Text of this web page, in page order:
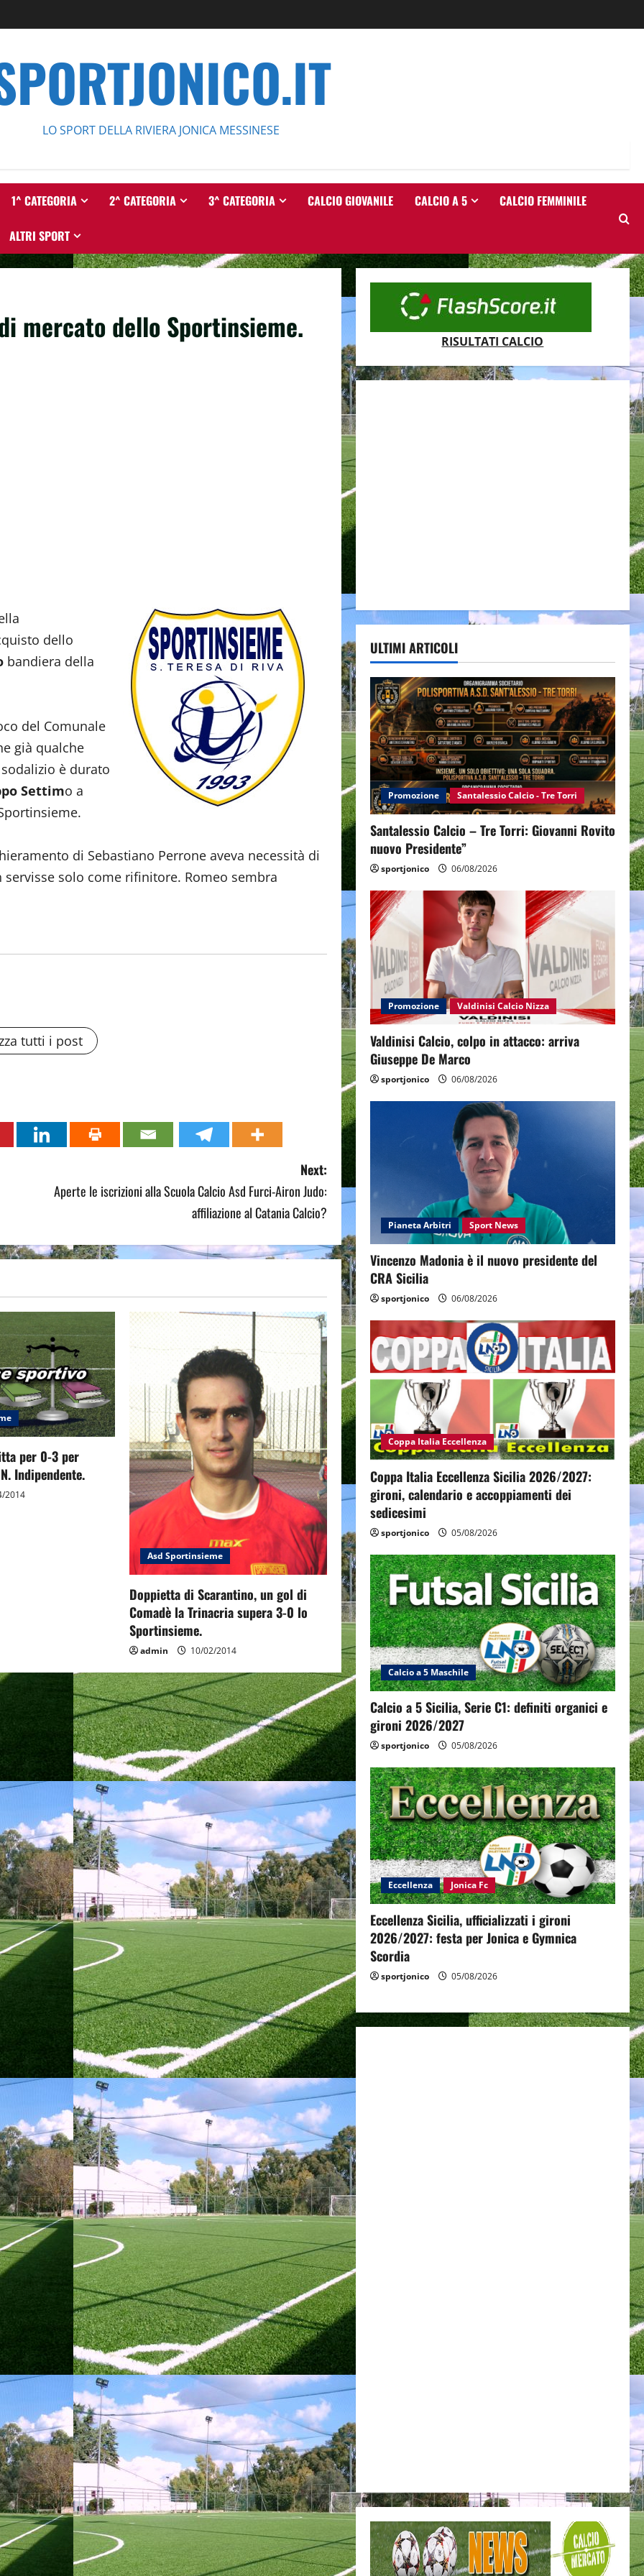
LO SPORT DELLA RIVIERA JONICA MESSINESE
1^ CATEGORIA 2^ CATEGORIA 3^ CATEGORIA CALCIO GIOVANILE CALCIO A 5 CALCIO FEMMINILE
ALTRI SPORT
mercato dello Sportinsieme.
dello
bandiera della
del Comunale
già qualche
è durato
Settimo a
di Sebastiano Perrone aveva necessità di
solo come rifinitore. Romeo sembra
tutti i post
Next:
Aperte le iscrizioni alla Scuola Calcio Asd Furci-Airon Judo:
affiliazione al Catania Calcio?
per 0-3 per
Indipendente.
2014
Asd Sportinsieme
Doppietta di Scarantino, un gol di
Comadè la Trinacria supera 3-0 lo
Sportinsieme.
admin 10/02/2014
RISULTATI CALCIO
ULTIMI ARTICOLI
Promozione Santalessio Calcio - Tre Torri
Santalessio Calcio – Tre Torri: Giovanni Rovito
nuovo Presidente”
sportjonico 06/08/2026
Promozione Valdinisi Calcio Nizza
Valdinisi Calcio, colpo in attacco: arriva
Giuseppe De Marco
sportjonico 06/08/2026
Pianeta Arbitri Sport News
Vincenzo Madonia è il nuovo presidente del
CRA Sicilia
sportjonico 06/08/2026
Coppa Italia Eccellenza
Coppa Italia Eccellenza Sicilia 2026/2027:
gironi, calendario e accoppiamenti dei
sedicesimi
sportjonico 05/08/2026
Calcio a 5 Maschile
Calcio a 5 Sicilia, Serie C1: definiti organici e
gironi 2026/2027
sportjonico 05/08/2026
Eccellenza Jonica Fc
Eccellenza Sicilia, ufficializzati i gironi
2026/2027: festa per Jonica e Gymnica
Scordia
sportjonico 05/08/2026